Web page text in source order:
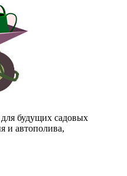
будущих садовых
и автополива,